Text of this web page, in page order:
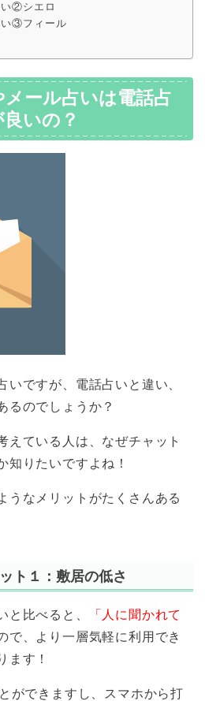
②シエロ
い③フィール
ール占いは電話占
いの？
いですが、電話占いと違い、
るのでしょうか？
えている人は、なぜチャット
知りたいですよね！
うなメリットがたくさんある
ト１：敷居の低さ
と比べると、
「人に聞かれて
で、より一層気軽に利用でき
ます！
ができますし、スマホから打